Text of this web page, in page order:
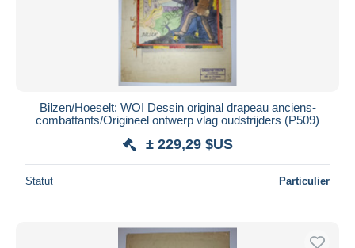
Bilzen/Hoeselt: WOI Dessin original drapeau anciens-
combattants/Origineel ontwerp vlag oudstrijders (P509)
± 229,29 $US
Statut Particulier